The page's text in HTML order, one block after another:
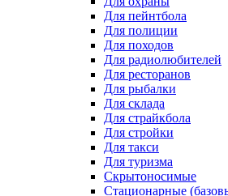
Для пейнтбола
Для полиции
Для походов
Для радиолюбителей
Для ресторанов
Для рыбалки
Для склада
Для страйкбола
Для стройки
Для такси
Для туризма
Скрытоносимые
Стационарные